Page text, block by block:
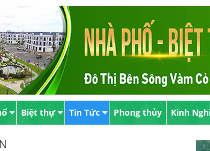
Biệt thự Tin Tức Phong thủy Kinh